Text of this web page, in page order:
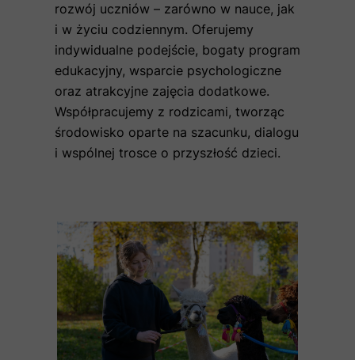
rozwój uczniów – zarówno w nauce, jak
i w życiu codziennym. Oferujemy
indywidualne podejście, bogaty program
edukacyjny, wsparcie psychologiczne
oraz atrakcyjne zajęcia dodatkowe.
Współpracujemy z rodzicami, tworząc
środowisko oparte na szacunku, dialogu
i wspólnej trosce o przyszłość dzieci.